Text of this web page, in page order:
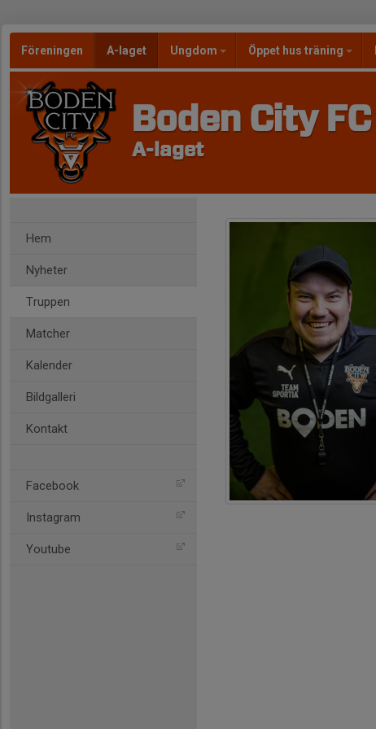
Föreningen A-laget Ungdom Öppet hus träning
Boden City FC
A-laget
Hem
Nyheter
Truppen
Matcher
Kalender
Bildgalleri
Kontakt
Facebook
Instagram
Youtube